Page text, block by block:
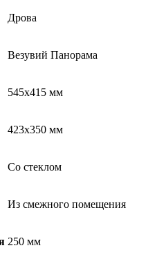
Дрова
Везувий Панорама
545х415 мм
423х350 мм
Со стеклом
Из смежного помещения
250 мм